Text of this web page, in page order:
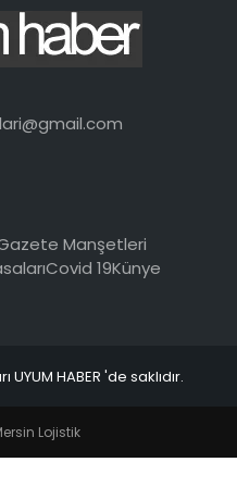
Manşetleri
Covid 19Künye
HABER 'de saklıdır.
Lojistik